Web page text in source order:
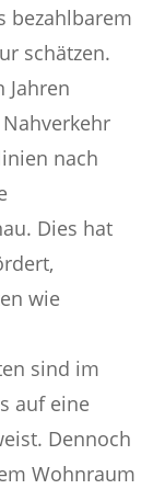
bezahlbarem
schätzen.
Jahren
nach
Dies hat
wie
sind im
auf eine
Dennoch
Wohnraum